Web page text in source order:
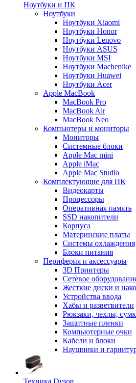
Ноутбуки и ПК
Ноутбуки
Ноутбуки Xiaomi
Ноутбуки Honor
Ноутбуки Lenovo
Ноутбуки ASUS
Ноутбуки MSI
Ноутбуки Machenike
Ноутбуки Huawei
Ноутбуки Acer
Apple MacBook
MacBook Pro
MacBook Air
MacBook Neo
Компьютеры и мониторы
Мониторы
Системные блоки
Apple Mac mini
Apple iMac
Apple Mac Studio
Комплектующие для ПК
Видеокарты
Процессоры
Оперативная память
SSD накопители
Корпуса
Материнские платы
Системы охлаждения
Блоки питания
Периферия и аксессуары
3D Принтеры
Сетевое
Жесткие диски и
Устройства ввода
Хабы и разветвители
Рюкзаки, чехлы,
Защитные пленки
Компьютерные очки
Кабели и блоки
Наушники и
Техника Dyson